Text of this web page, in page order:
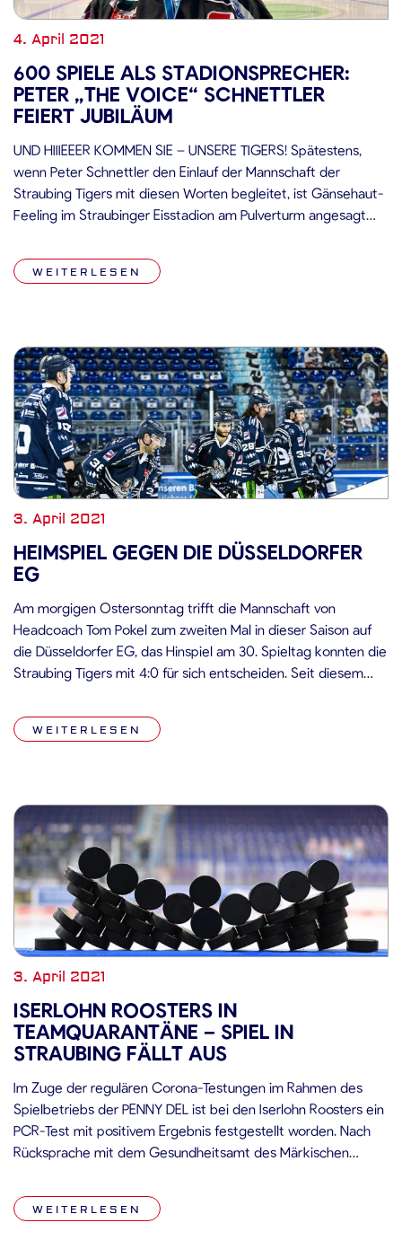
4. April 2021
600 SPIELE ALS STADIONSPRECHER:
PETER „THE VOICE“ SCHNETTLER
FEIERT JUBILÄUM
UND HIIIEEER KOMMEN SIE – UNSERE TIGERS! Spätestens,
wenn Peter Schnettler den Einlauf der Mannschaft der
Straubing Tigers mit diesen Worten begleitet, ist Gänsehaut-
Feeling im Straubinger Eisstadion am Pulverturm angesagt
heutigen Ostersonntag bestreitet „The Voice“ sein sage und
schreibe 600. Punkt- bzw. Pflichtspiel als Hallensprecher im
WEITERLESEN
3. April 2021
HEIMSPIEL GEGEN DIE DÜSSELDORFER
EG
Am morgigen Ostersonntag trifft die Mannschaft von
Headcoach Tom Pokel zum zweiten Mal in dieser Saison auf
die Düsseldorfer EG, das Hinspiel am 30. Spieltag konnten die
Straubing Tigers mit 4:0 für sich entscheiden. Seit diesem
bestritten die Düsseldorfer vier Partien, von denen zwei
gewonnen werden konnten: […]
WEITERLESEN
3. April 2021
ISERLOHN ROOSTERS IN
TEAMQUARANTÄNE – SPIEL IN
STRAUBING FÄLLT AUS
Im Zuge der regulären Corona-Testungen im Rahmen des
Spielbetriebs der PENNY DEL ist bei den Iserlohn Roosters ein
PCR-Test mit positivem Ergebnis festgestellt worden. Nach
Rücksprache mit dem Gesundheitsamt des Märkischen
Betreuerstab der Roosters in häusliche Quarantäne. Daher
kann die für Ostermontag, den 05.04.2021, angesetzte Partie
WEITERLESEN